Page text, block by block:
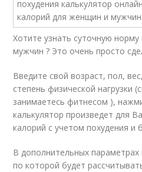
Хотите узнать суточную
мужчин ? Это очень просто
Введите свой возраст, пол,
степень физической нагрузки
занимаетесь фитнесом ),
калькулятор произведет для
калорий с учетом похудения и
В дополнительных
по которой будет